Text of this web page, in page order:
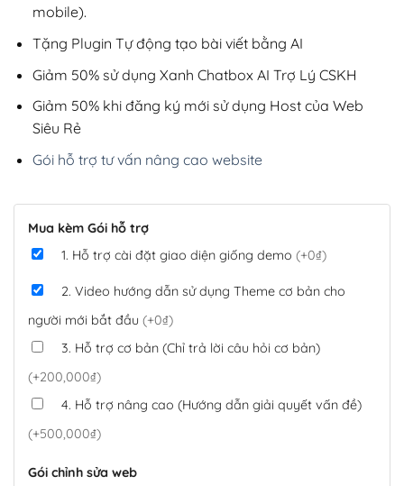
mobile).
Tặng Plugin Tự động tạo bài viết bằng AI
Giảm 50% sử dụng Xanh Chatbox AI Trợ Lý CSKH
Giảm 50% khi đăng ký mới sử dụng Host của Web
Siêu Rẻ
Gói hỗ trợ tư vấn nâng cao website
Mua kèm Gói hỗ trợ
1. Hỗ trợ cài đặt giao diện giống demo (+0₫)
2. Video hướng dẫn sử dụng Theme cơ bản cho
người mới bắt đầu (+0₫)
3. Hỗ trợ cơ bản (Chỉ trả lời câu hỏi cơ bản)
(+200,000₫)
4. Hỗ trợ nâng cao (Hướng dẫn giải quyết vấn đề)
(+500,000₫)
Gói chỉnh sửa web